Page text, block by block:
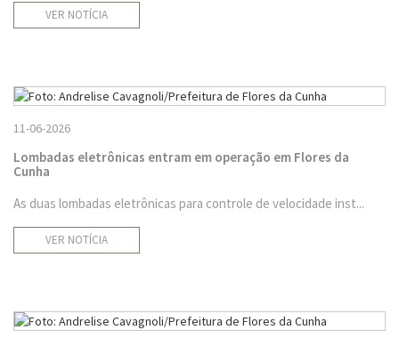
VER NOTÍCIA
11-06-2026
Lombadas eletrônicas entram em operação em Flores da
Cunha
As duas lombadas eletrônicas para controle de velocidade inst...
VER NOTÍCIA